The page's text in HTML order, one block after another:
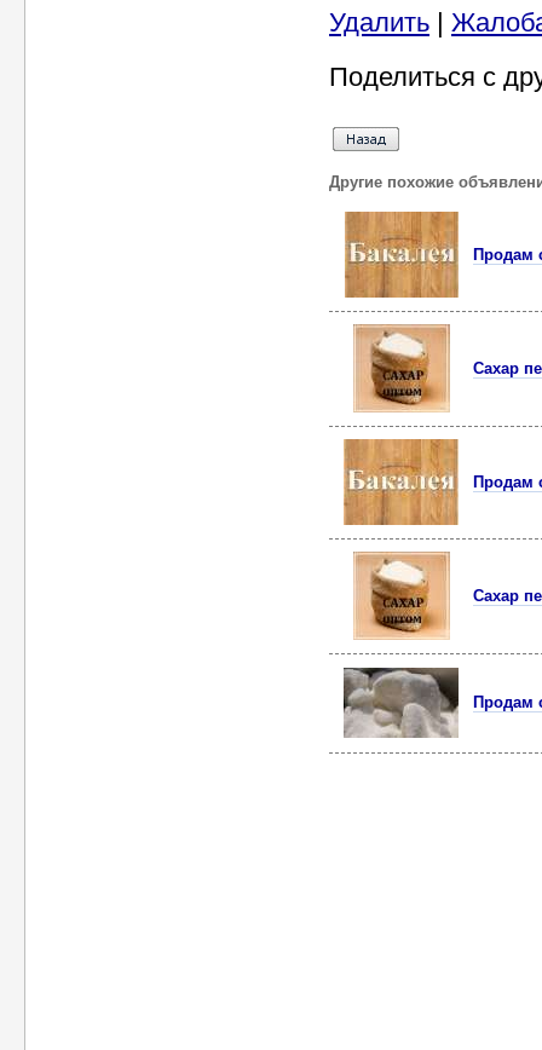
Удалить |
Поделиться с
Другие похожие
Продам
Сахар
Продам
Сахар
Продам